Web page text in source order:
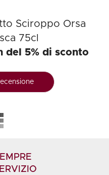
Sciroppo Orsa
75cl
del 5% di sconto